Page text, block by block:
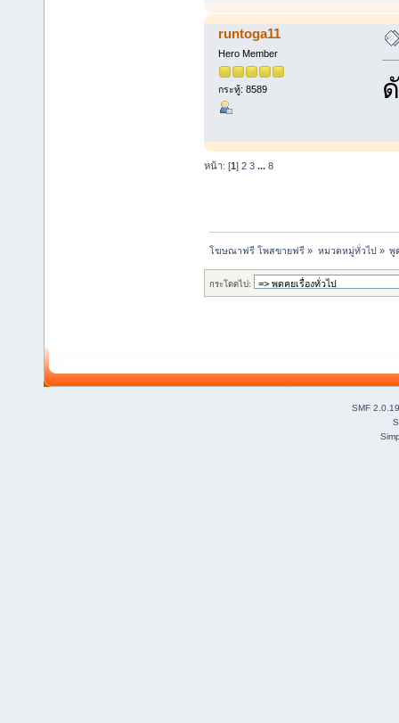
runtoga11
Hero Member
กระทู้: 8589
หน้า: [1] 2 3 ... 8
โฆษณาฟรี โพสขายฟรี » หมวดหมู่ทั่วไป» พู
กระโดดไป:
SMF 2.0.19